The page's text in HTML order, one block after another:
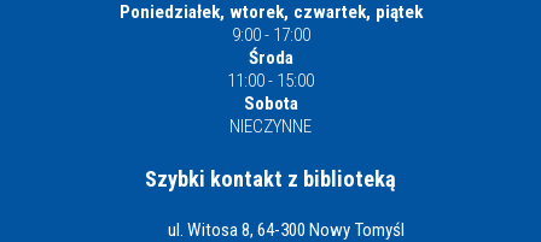
Poniedziałek, wtorek, czwartek, piątek
9:00 - 17:00
Środa
11:00 - 15:00
Sobota
NIECZYNNE
Szybki kontakt z biblioteką
ul. Witosa 8, 64-300 Nowy Tomyśl